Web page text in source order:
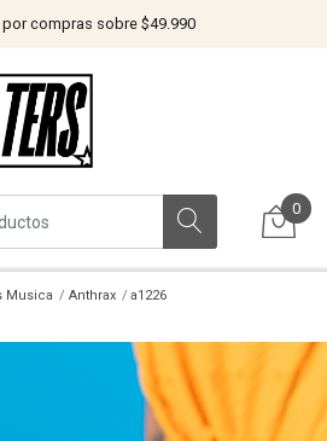
compras sobre $49.990
0
Musica Anthrax
a1226